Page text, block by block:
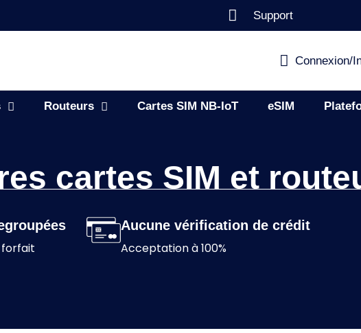
Support
Connexion/
Routeurs Cartes SIM NB-IoT eSIM
cartes SIM et
forfait
Aucune vérification de crédit
Acceptation à 100%